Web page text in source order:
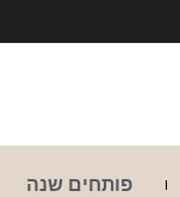
פותחים שנה